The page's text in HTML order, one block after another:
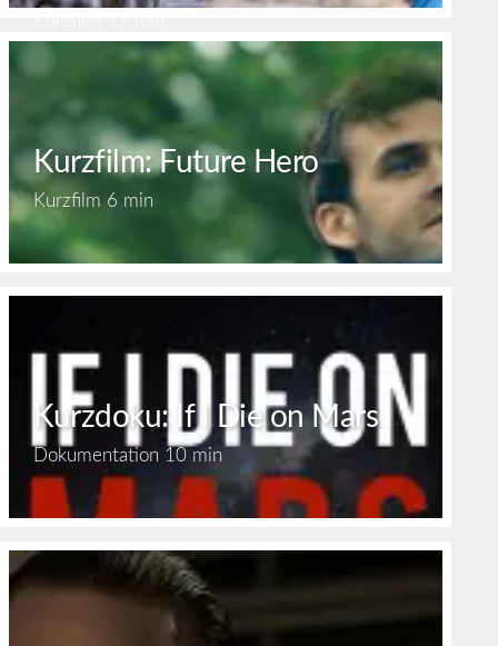
Kurzfilm: Future Hero
Kurzfilm 6 min
Kurzdoku: If I Die on Mars
Dokumentation 10 min